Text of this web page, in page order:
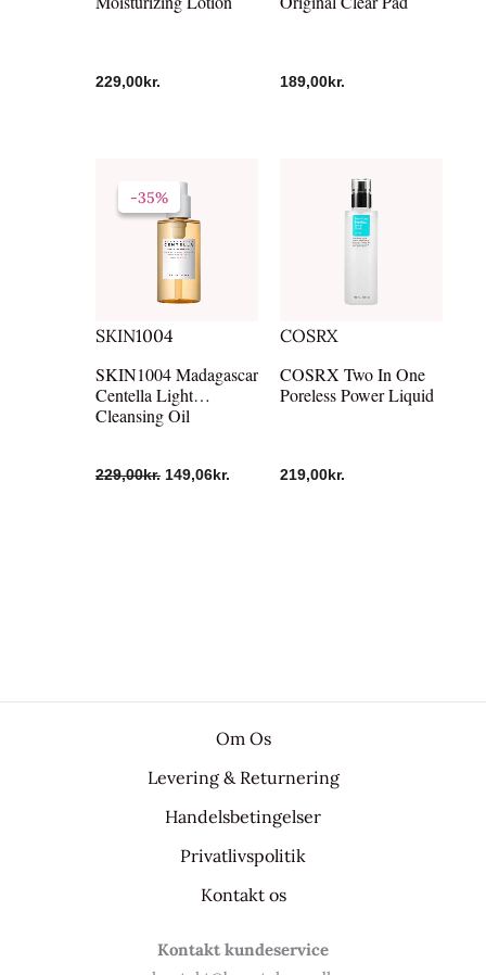
229,00kr. 189,00kr.
-35%
SKIN1004
-35%
SKIN1004 Madagascar
Centella Light
Cleansing Oil
229,00kr.
oprindelige
pris
var:
229,00kr..
149,06kr.
COSRX
COSRX Two In One
Poreless Power Liquid
219,00kr.
Om Os
Levering & Returnering
Handelsbetingelser
Privatlivspolitik
Kontakt os
Kontakt kundeservice